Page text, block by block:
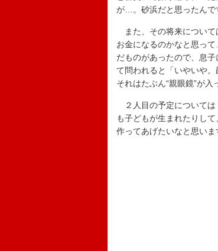
が…。砂浜だと思ったんで
また、その将来について
お金になるのかなと思っ
だものがあったので、息
て問われると「いやいや
それはたぶん“親眼鏡”が
２人目の予定については
も子どもが生まれたりし
作ってあげたいなと思いま